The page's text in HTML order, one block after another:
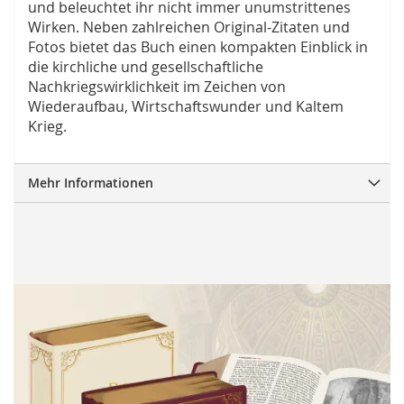
und beleuchtet ihr nicht immer unumstrittenes
Wirken. Neben zahlreichen Original-Zitaten und
Fotos bietet das Buch einen kompakten Einblick in
die kirchliche und gesellschaftliche
Nachkriegswirklichkeit im Zeichen von
Wiederaufbau, Wirtschaftswunder und Kaltem
Krieg.
Mehr Informationen